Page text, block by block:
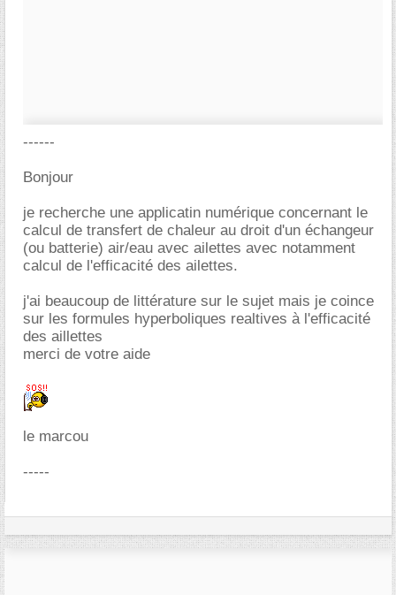
------
Bonjour
je recherche une applicatin numérique concernant le
calcul de transfert de chaleur au droit d'un échangeur
(ou batterie) air/eau avec ailettes avec notamment
calcul de l'efficacité des ailettes.
j'ai beaucoup de littérature sur le sujet mais je coince
sur les formules hyperboliques realtives à l'efficacité
des aillettes
merci de votre aide
le marcou
-----